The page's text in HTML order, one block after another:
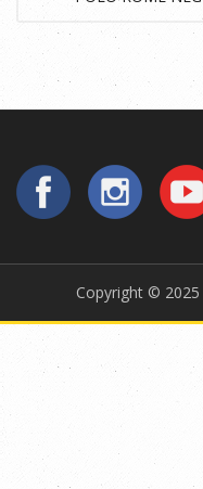
Copyright © 2025